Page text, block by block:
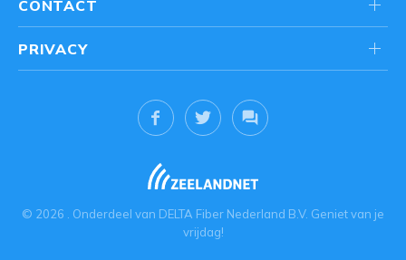
CONTACT
© 2026 . Onderdeel van DELTA Fiber Nederland B.V. Geniet van je
vrijdag!
PRIVACY